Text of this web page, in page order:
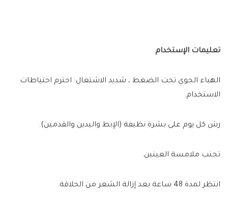
تعليمات الإستخدام
الهباء الجوي تحت الضغط ، شديد الاشتعال: احترم احتياطات
الاستخدام.
رش كل يوم على بشرة نظيفة (الإبط واليدين والقدمين).
تجنب ملامسة العينين.
انتظر لمدة 48 ساعة بعد إزالة الشعر من الحلاقة.